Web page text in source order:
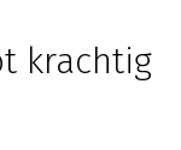
krachtig